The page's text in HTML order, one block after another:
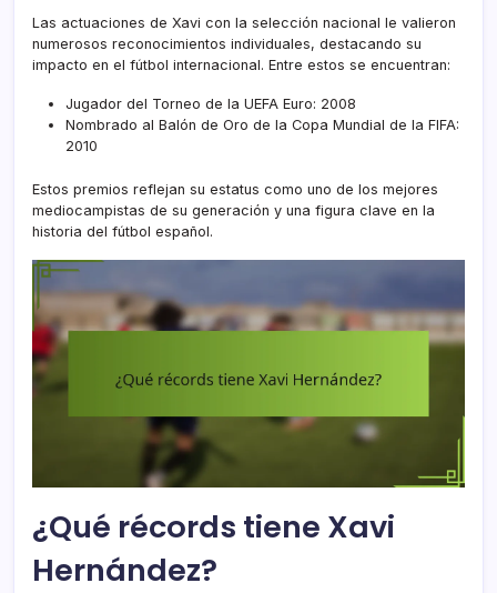
Las actuaciones de Xavi con la selección nacional le valieron
numerosos reconocimientos individuales, destacando su
impacto en el fútbol internacional. Entre estos se encuentran:
Jugador del Torneo de la UEFA Euro: 2008
Nombrado al Balón de Oro de la Copa Mundial de la FIFA:
2010
Estos premios reflejan su estatus como uno de los mejores
mediocampistas de su generación y una figura clave en la
historia del fútbol español.
¿Qué récords tiene Xavi
Hernández?